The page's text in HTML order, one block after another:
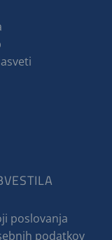
poslovanja
podatkov